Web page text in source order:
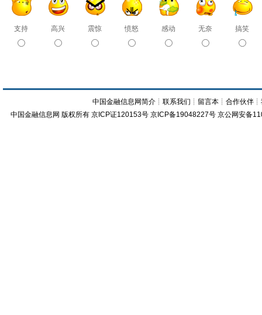
支持 高兴 震惊 愤怒 感动 无奈 搞笑
中国金融信息网简介 ┊联系我们 ┊ 留言本 ┊合作伙伴 ┊
中国金融信息网 版权所有 京ICP证120153号 京ICP备19048227号 京公网安备